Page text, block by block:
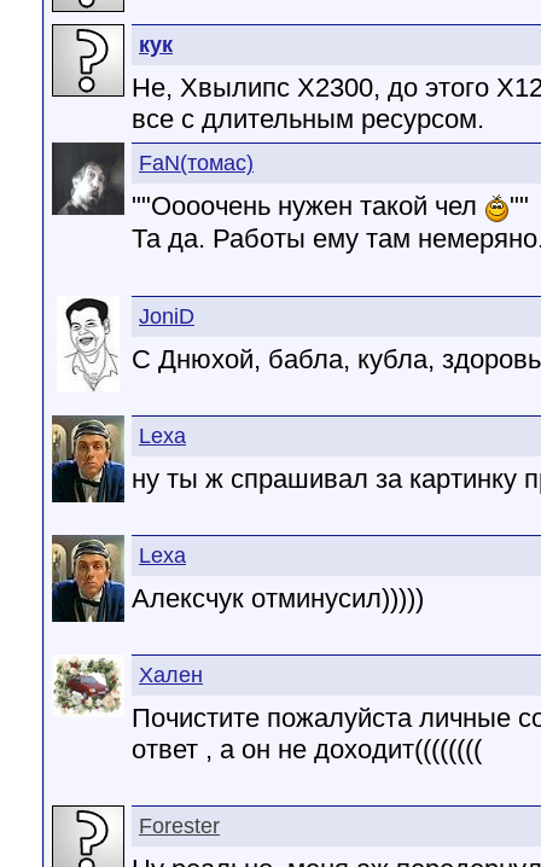
кук
Не, Хвылипс Х2300, до этого
все с длительным ресурсом.
FaN(томас)
""Оооочень нужен такой чел
""
Та да. Работы ему там
JoniD
С Днюхой, бабла, кубла,
Lexa
ну ты ж спрашивал за картинку
Lexa
Алексчук отминусил)))))
Хален
Почистите пожалуйста личные
ответ , а он не доходит((((((((
Forester